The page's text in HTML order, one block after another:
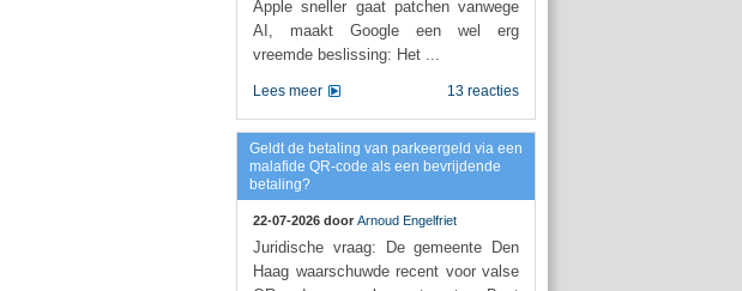
Apple sneller gaat patchen vanwege
AI, maakt Google een wel erg
vreemde beslissing: Het ...
13 reacties
Lees meer
Geldt de betaling van parkeergeld via een
malafide QR-code als een bevrijdende
betaling?
22-07-2026 door Arnoud Engelfriet
Juridische vraag: De gemeente Den
Haag waarschuwde recent voor valse